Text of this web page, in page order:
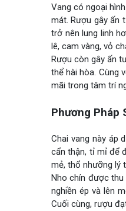
Vang có ngoại
mát. Rượu gây ấn
trở nên lung linh
lê, cam vàng, vỏ
Rượu còn gây ấn
thể hài hòa. Cùng
mãi trong tâm trí
Phương Pháp
Chai vang này áp
cẩn thận, tỉ mỉ để
mẻ, thổ nhưỡng lý
Nho chín được thu
nghiền ép và lên
Cuối cùng, rượu